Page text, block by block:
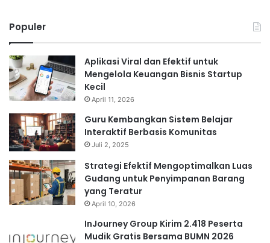
Populer
Aplikasi Viral dan Efektif untuk
Mengelola Keuangan Bisnis Startup
Kecil
April 11, 2026
Guru Kembangkan Sistem Belajar
Interaktif Berbasis Komunitas
Juli 2, 2025
Strategi Efektif Mengoptimalkan Luas
Gudang untuk Penyimpanan Barang
yang Teratur
April 10, 2026
InJourney Group Kirim 2.418 Peserta
Mudik Gratis Bersama BUMN 2026